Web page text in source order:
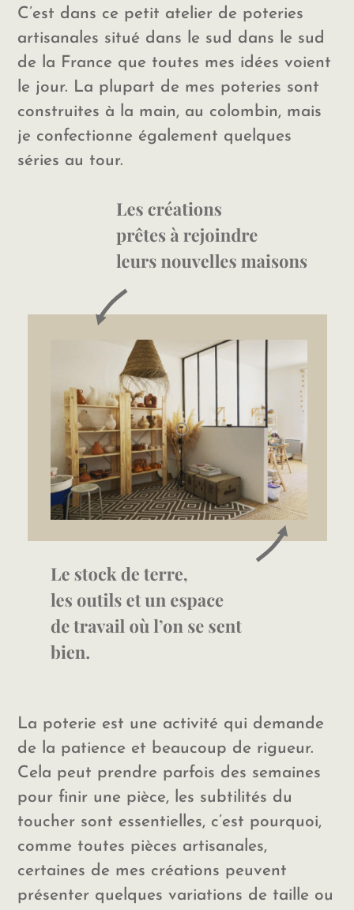
C’est dans ce petit atelier de poteries
artisanales situé dans le sud dans le sud
de la France que toutes mes idées voient
le jour. La plupart de mes poteries sont
construites à la main, au colombin, mais
je confectionne également quelques
séries au tour.
La poterie est une activité qui demande
de la patience et beaucoup de rigueur.
Cela peut prendre parfois des semaines
pour finir une pièce, les subtilités du
toucher sont essentielles, c’est pourquoi,
comme toutes pièces artisanales,
certaines de mes créations peuvent
présenter quelques variations de taille ou